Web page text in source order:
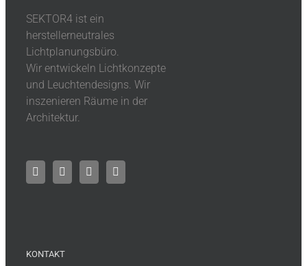
SEKTOR4 ist ein
herstellerneutrales
Lichtplanungsbüro.
Wir entwickeln Lichtkonzepte
und Leuchtendesigns. Wir
inszenieren Räume in der
Architektur.
KONTAKT